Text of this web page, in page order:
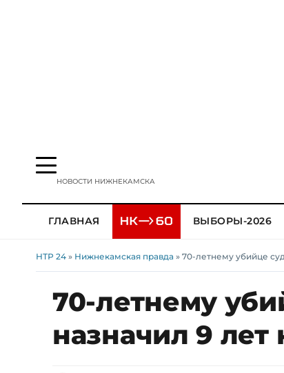
НОВОСТИ НИЖНЕКАМСКА
ГЛАВНАЯ ВЫБОРЫ-2026
НТР 24 » Нижнекамская правда » 70-летнему убийце
70-летнему
назначил 9